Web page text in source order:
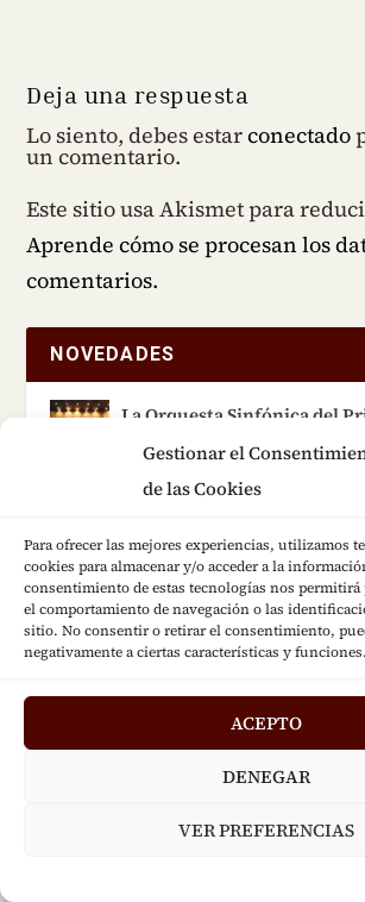
Gestionar el
de las Cookies
Para ofrecer las mejores experiencias, utilizamos
cookies para almacenar y/o acceder a la
consentimiento de estas tecnologías nos permitirá
el comportamiento de navegación o las
sitio. No consentir o retirar el consentimiento,
negativamente a ciertas características y funciones.
ACEPTO
DENEGAR
VER PREFERENCIAS
Deja una respuesta
Lo siento, debes estarconectado
un comentario.
Este sitio usa Akismet para
Aprende cómo se procesan los
comentarios.
NOVEDADES
La Orquesta Sinfónica del
principal
Jul 30, 2026|AUDICIONES
La Orquesta Filarmónica de
convoca audiciones para
Jul 28, 2026|AUDICIONES,
NOVEDADES
selecciona candidatos para
refuerzo de violín y viola
Murcia convoca audiciones